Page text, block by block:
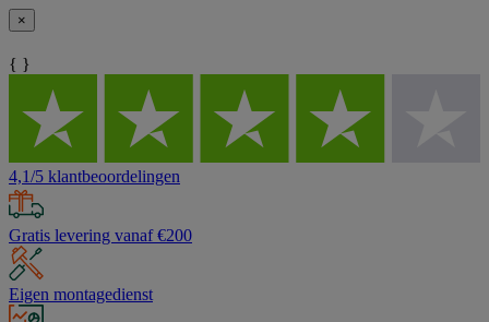
×
{ }
4,1/5 klantbeoordelingen
Gratis levering vanaf €200
Eigen montagedienst